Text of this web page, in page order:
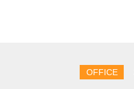
OFFICE